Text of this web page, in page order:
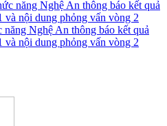
Nghệ An thông báo kết quả
và nội dung phỏng vấn vòng 2